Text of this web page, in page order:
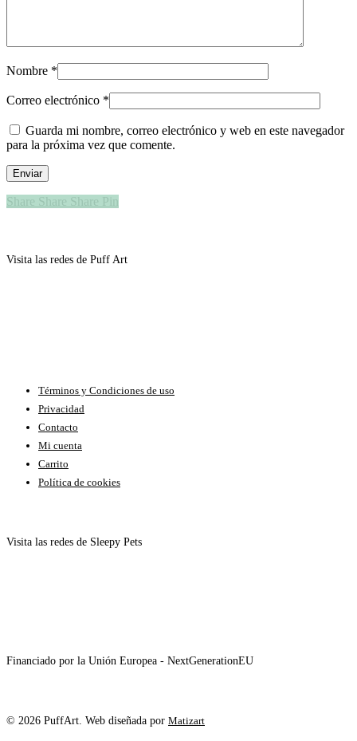
Nombre *
Correo electrónico *
Guarda mi nombre, correo electrónico y web en este navegador
para la próxima vez que comente.
Share Share Share Pin
Visita las redes de Puff Art
Términos y Condiciones de uso
Privacidad
Contacto
Mi cuenta
Carrito
Política de cookies
Visita las redes de Sleepy Pets
Financiado por la Unión Europea - NextGenerationEU
© 2026 PuffArt. Web diseñada por Matizart